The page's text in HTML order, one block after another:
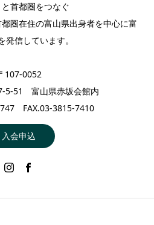
首都圏をつなぐ
圏在住の富山県出身者を中心に富
発信しています。
107-0052
5-51 富山県赤坂会館内
FAX.03-3815-7410
入会申込